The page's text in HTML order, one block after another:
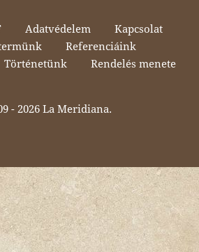
Adatvédelem
Kapcsolat
Referenciáink
Történetünk Rendelés menete
- 2026 La Meridiana.